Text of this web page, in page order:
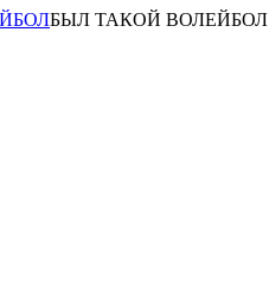
БЫЛ ТАКОЙ ВОЛЕЙБОЛ